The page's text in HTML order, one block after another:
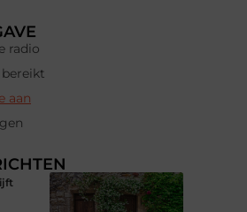
radio
aan